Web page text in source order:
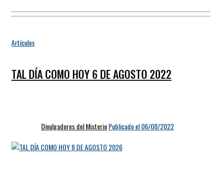
Artículos
TAL DÍA COMO HOY 6 DE AGOSTO 2022
Divulgadores del MisterioPublicado el 06/08/2022